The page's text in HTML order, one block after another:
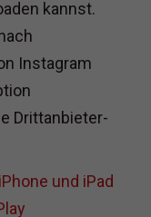
kannst.
Instagram
Drittanbieter-
und iPad